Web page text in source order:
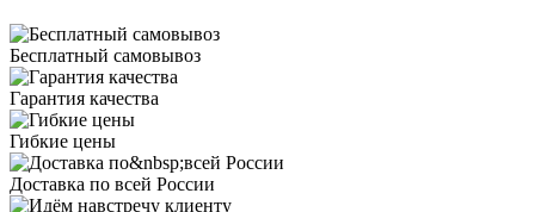
Бесплатный самовывоз
Гарантия качества
Гибкие цены
Доставка по всей России